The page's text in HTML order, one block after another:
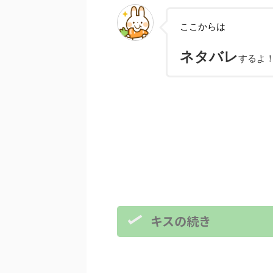
ここからは
ネタバレするよ
キスの続き